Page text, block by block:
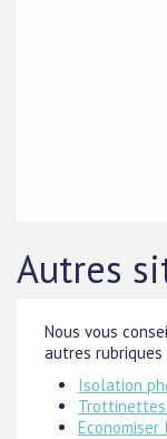
Autres
Nous vous
autres rubriques
Isolation
Economiser